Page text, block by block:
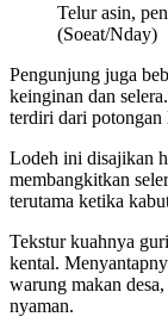
Telur asin,
(Soeat/Nday)
Pengunjung juga
keinginan dan
terdiri dari potongan
Lodeh ini disajikan
membangkitkan
terutama ketika
Tekstur kuahnya
kental.
warung makan
nyaman.